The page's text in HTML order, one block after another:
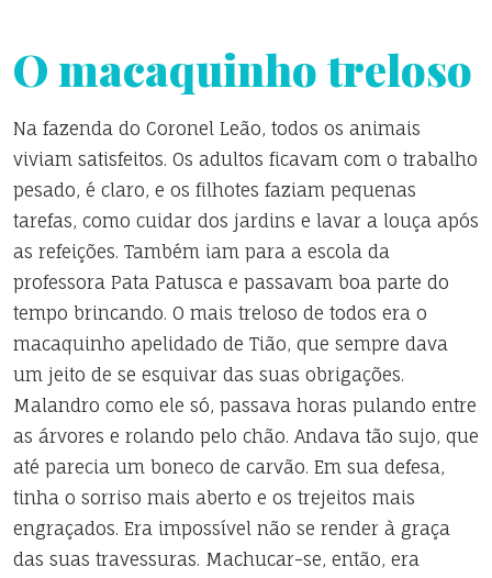
O macaquinho treloso
Na fazenda do Coronel Leão, todos os animais
viviam satisfeitos. Os adultos ficavam com o trabalho
pesado, é claro, e os filhotes faziam pequenas
tarefas, como cuidar dos jardins e lavar a louça após
as refeições. Também iam para a escola da
professora Pata Patusca e passavam boa parte do
tempo brincando. O mais treloso de todos era o
macaquinho apelidado de Tião, que sempre dava
um jeito de se esquivar das suas obrigações.
Malandro como ele só, passava horas pulando entre
as árvores e rolando pelo chão. Andava tão sujo, que
até parecia um boneco de carvão. Em sua defesa,
tinha o sorriso mais aberto e os trejeitos mais
engraçados. Era impossível não se render à graça
das suas travessuras. Machucar-se, então, era